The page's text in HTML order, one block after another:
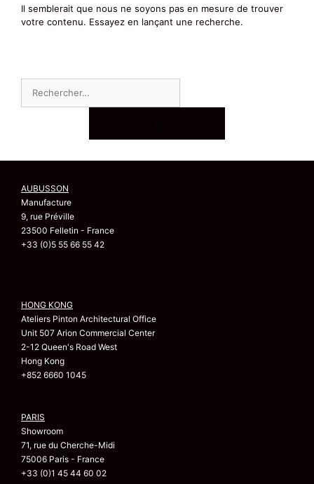
Il semblerait que nous ne soyons pas en mesure de trouver
votre contenu. Essayez en lançant une recherche.
AUBUSSON
Manufacture
9, rue Préville
23500 Felletin - France
+33 (0)5 55 66 55 42
HONG KONG
Ateliers Pinton Architectural Office
Unit 507 Arion Commercial Center
2-12 Queen's Road West
Hong Kong
+852 6660 1045
PARIS
Showroom
71, rue du Cherche-Midi
75006 Paris - France
+33 (0)1 45 44 60 02